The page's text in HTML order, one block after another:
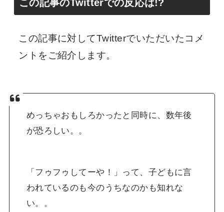
この記事のTwitterでの反応は!?
この記事に対してTwitterでいただいたコメ
ントをご紹介します。
めっちゃおもしろかったと同時に、数年後
が恐ろしい。。
「フゥフゥしてーや！」って、子どもに言
われているのも今のうちなのかも知れな
い。。